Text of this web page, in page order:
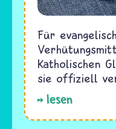
Für
Katholischen
sie offiziell
lesen